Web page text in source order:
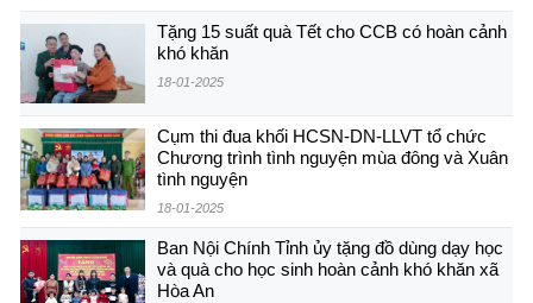
Tặng 15 suất quà Tết cho CCB có hoàn cảnh
khó khăn
18-01-2025
Cụm thi đua khối HCSN-DN-LLVT tổ chức
Chương trình tình nguyện mùa đông và Xuân
tình nguyện
18-01-2025
Ban Nội Chính Tỉnh ủy tặng đồ dùng dạy học
và quà cho học sinh hoàn cảnh khó khăn xã
Hòa An